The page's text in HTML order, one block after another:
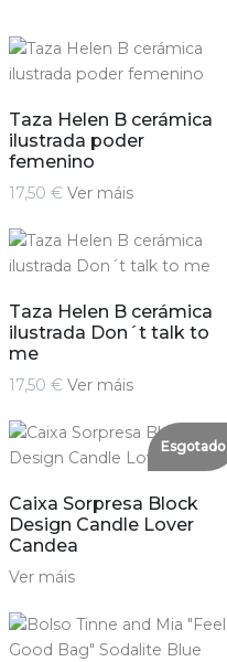
Taza Helen B cerámica
ilustrada poder
femenino
17,50 € Ver máis
Taza Helen B cerámica
ilustrada Don´t talk to
me
17,50 € Ver máis
Esgotado
Caixa Sorpresa Block
Design Candle Lover
Candea
Ver máis